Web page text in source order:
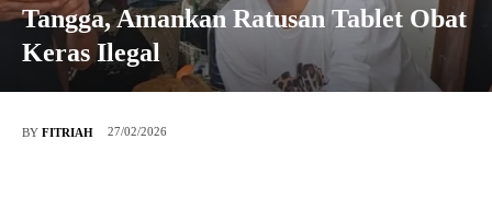
Tangga, Amankan Ratusan Tablet Obat
Keras Ilegal
BY FITRIAH 27/02/2026